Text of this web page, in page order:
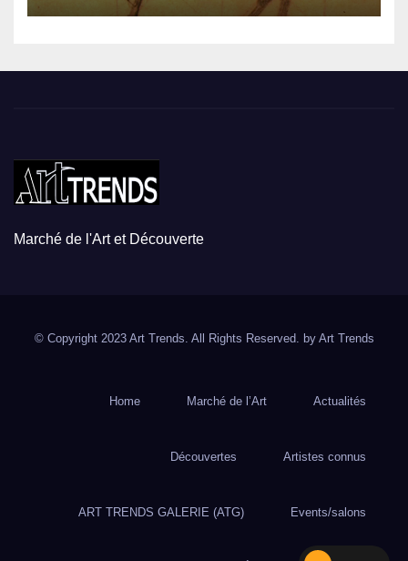
Marché de l'Art et Découverte
© Copyright 2023 Art Trends. All Rights Reserved. by Art Trends
Home Marché de l’Art Actualités
Découvertes Artistes connus
ART TRENDS GALERIE (ATG) Events/salons